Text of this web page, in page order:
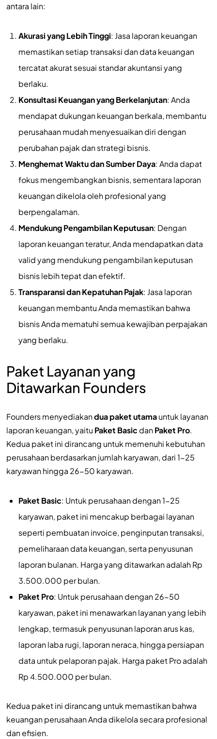
antara lain:
Akurasi yang Lebih Tinggi: Jasa laporan keuangan
memastikan setiap transaksi dan data keuangan
tercatat akurat sesuai standar akuntansi yang
berlaku.
Konsultasi Keuangan yang Berkelanjutan: Anda
mendapat dukungan keuangan berkala, membantu
perusahaan mudah menyesuaikan diri dengan
perubahan pajak dan strategi bisnis.
Menghemat Waktu dan Sumber Daya: Anda dapat
fokus mengembangkan bisnis, sementara laporan
keuangan dikelola oleh profesional yang
berpengalaman.
Mendukung Pengambilan Keputusan: Dengan
laporan keuangan teratur, Anda mendapatkan data
valid yang mendukung pengambilan keputusan
bisnis lebih tepat dan efektif.
Transparansi dan Kepatuhan Pajak: Jasa laporan
keuangan membantu Anda memastikan bahwa
bisnis Anda mematuhi semua kewajiban perpajakan
yang berlaku.
Paket Layanan yang
Ditawarkan Founders
Founders menyediakandua paket utamauntuk layanan
laporan keuangan, yaitu Paket Basic danPaket Pro.
Kedua paket ini dirancang untuk memenuhi kebutuhan
perusahaan berdasarkan jumlah karyawan, dari 1-25
karyawan hingga 26-50 karyawan.
Paket Basic: Untuk perusahaan dengan 1-25
karyawan, paket ini mencakup berbagai layanan
seperti pembuatan invoice, penginputan transaksi,
pemeliharaan data keuangan, serta penyusunan
laporan bulanan. Harga yang ditawarkan adalah Rp
3.500.000 per bulan.
Paket Pro: Untuk perusahaan dengan 26-50
karyawan, paket ini menawarkan layanan yang lebih
lengkap, termasuk penyusunan laporan arus kas,
laporan laba rugi, laporan neraca, hingga persiapan
data untuk pelaporan pajak. Harga paket Pro adalah
Rp 4.500.000 per bulan.
Kedua paket ini dirancang untuk memastikan bahwa
keuangan perusahaan Anda dikelola secara profesional
dan efisien.